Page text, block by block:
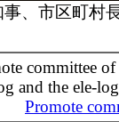
、市区町村
committee
and the ele-
Promote